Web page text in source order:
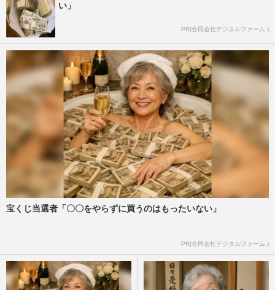
い」
PR(合同会社デジタルファーム )
宝くじ当選者「〇〇をやらずに買うのはもったいない」
PR(合同会社デジタルファーム )